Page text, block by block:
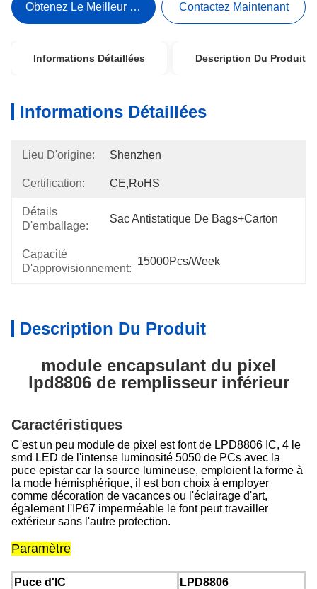
Obtenez Le Meilleur Prix Contactez Maintenant
Informations Détaillées Description Du Produit
Informations Détaillées
Lieu D'origine: Shenzhen
Certification: CE,RoHS
Détails
D'emballage:
Sac Antistatique De Bags+carton
Capacité
D'approvisionnement:
15000Pcs/week
Description Du Produit
module encapsulant du pixel
lpd8806 de remplisseur inférieur
Caractéristiques
C'est un peu module de pixel est font de LPD8806 IC, 4 le
smd LED de l'intense luminosité 5050 de PCs avec la
puce epistar car la source lumineuse, emploient la forme à
la mode hémisphérique, il est bon choix à employer
comme décoration de vacances ou l'éclairage d'art,
également l'IP67 imperméable le font peut travailler
extérieur sans l'autre protection.
Paramètre
Puce d'IC
LPD8806